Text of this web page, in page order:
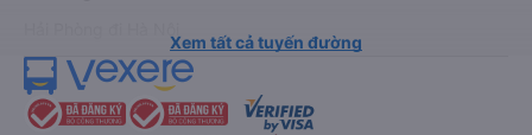
Xem tất cả tuyến đường